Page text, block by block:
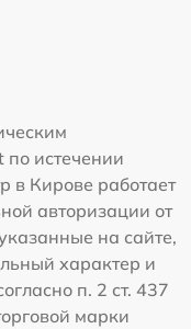
истечении
в Кирове работает
авторизации от
на сайте,
характер и
п. 2 ст. 437
марки